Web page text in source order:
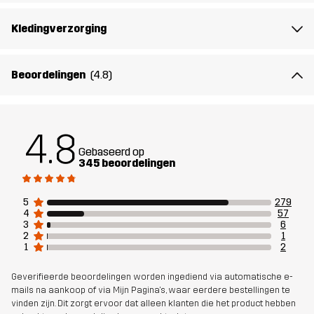
voor
Artikelnummer
Kledingverzorging
Beoordelingen (4.8)
4.8 Gebaseerd op
345 beoordelingen
5
279
4
57
3
6
2
1
1
2
Geverifieerde beoordelingen worden ingediend via automatische e-
mails na aankoop of via Mijn Pagina's, waar eerdere bestellingen te
vinden zijn. Dit zorgt ervoor dat alleen klanten die het product hebben